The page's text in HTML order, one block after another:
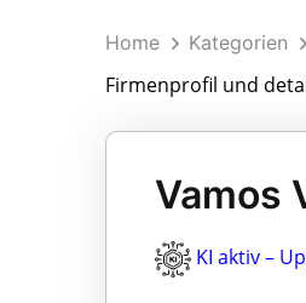
Home Kategorien
Firmenprofil und
Vamos
KI aktiv –